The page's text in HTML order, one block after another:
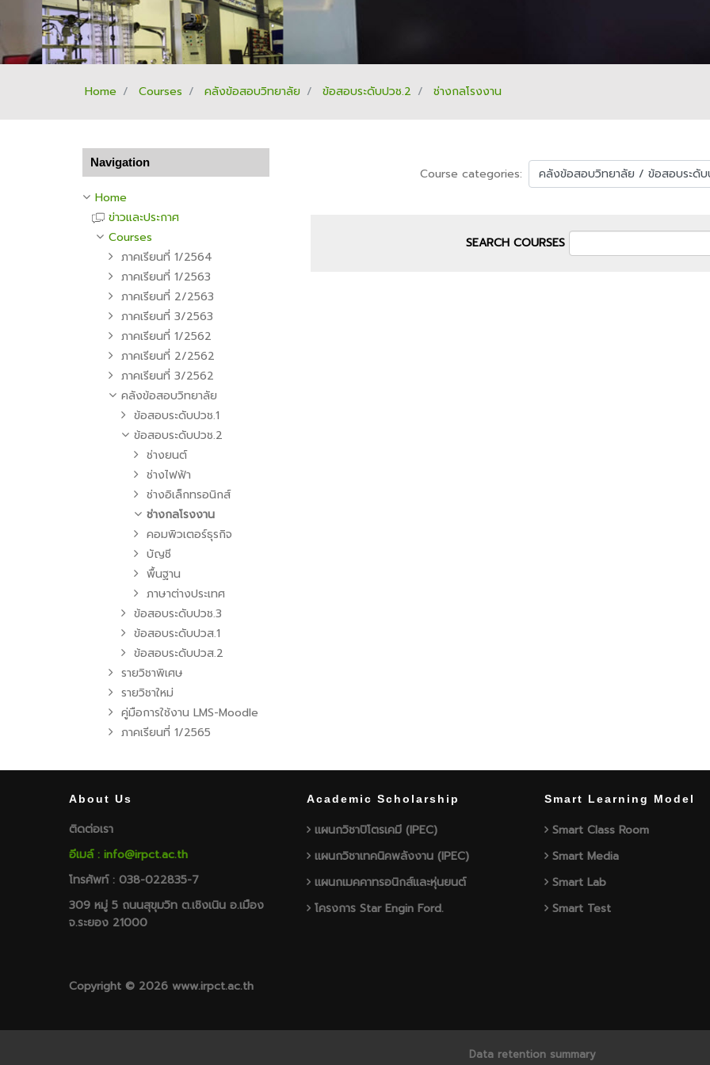
Home Courses คลังข้อสอบวิทยาลัย ข้อสอบระดับปวช.2 ช่างกลโรงงาน
Course categories:
SEARCH COURSES
Navigation
Home
ข่าวและประกาศ
Courses
ภาคเรียนที่ 1/2564
ภาคเรียนที่ 1/2563
ภาคเรียนที่ 2/2563
ภาคเรียนที่ 3/2563
ภาคเรียนที่ 1/2562
ภาคเรียนที่ 2/2562
ภาคเรียนที่ 3/2562
คลังข้อสอบวิทยาลัย
ข้อสอบระดับปวช.1
ข้อสอบระดับปวช.2
ช่างยนต์
ช่างไฟฟ้า
ช่างอิเล็กทรอนิกส์
ช่างกลโรงงาน
คอมพิวเตอร์ธุรกิจ
บัญชี
พื้นฐาน
ภาษาต่างประเทศ
ข้อสอบระดับปวช.3
ข้อสอบระดับปวส.1
ข้อสอบระดับปวส.2
รายวิชาพิเศษ
รายวิชาใหม่
คู่มือการใช้งาน LMS-Moodle
ภาคเรียนที่ 1/2565
About Us
ติดต่อเรา
อีเมล์ : info@irpct.ac.th
โทรศัพท์ : 038-022835-7
309 หมู่ 5 ถนนสุขุมวิท ต.เชิงเนิน อ.เมือง
จ.ระยอง 21000
Academic Scholarship
แผนกวิชาปิโตรเคมี (IPEC)
แผนกวิชาเทคนิคพลังงาน (IPEC)
แผนกเมคคาทรอนิกส์และหุ่นยนต์
โครงการ Star Engin Ford.
Smart Learning Model
Smart Class Room
Smart Media
Smart Lab
Smart Test
Copyright © 2026 www.irpct.ac.th
Data retention summary